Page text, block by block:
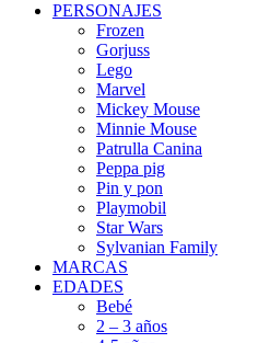
PERSONAJES
Frozen
Gorjuss
Lego
Marvel
Mickey Mouse
Minnie Mouse
Patrulla Canina
Peppa pig
Pin y pon
Playmobil
Star Wars
Sylvanian Family
MARCAS
EDADES
Bebé
2 – 3 años